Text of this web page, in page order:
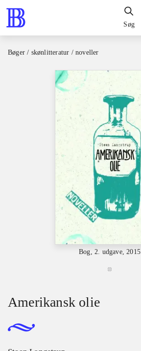
Søg
Bøger / skønlitteratur / noveller
Bog, 2. udgave, 2015
Amerikansk olie